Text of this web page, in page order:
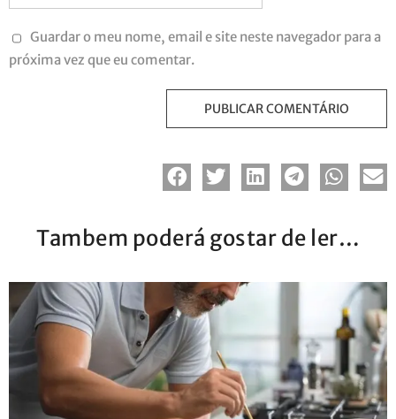
Guardar o meu nome, email e site neste navegador para a
próxima vez que eu comentar.
Tambem poderá gostar de ler…